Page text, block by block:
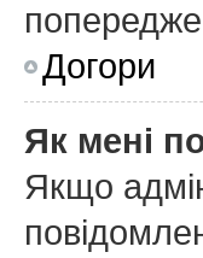
Догори
Як мені
Якщо